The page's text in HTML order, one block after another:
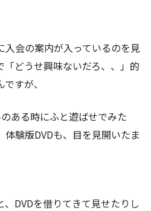
入会の案内が入っているのを見
どうせ興味ないだろ、、」的
すが、
ある時にふと遊ばせでみた
験版DVDも、目を見開いたま
DVDを借りてきて見せたりし